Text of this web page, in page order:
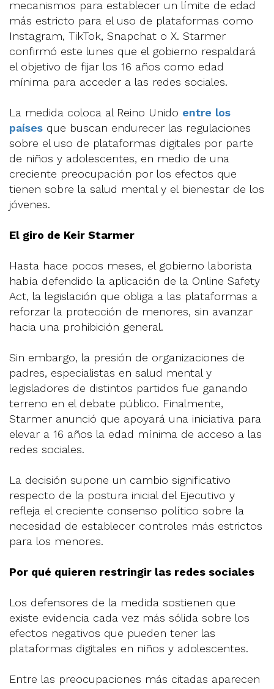
mecanismos para establecer un límite de edad
más estricto para el uso de plataformas como
Instagram, TikTok, Snapchat o X. Starmer
confirmó este lunes que el gobierno respaldará
el objetivo de fijar los 16 años como edad
mínima para acceder a las redes sociales.
La medida coloca al Reino Unido entre los
países que buscan endurecer las regulaciones
sobre el uso de plataformas digitales por parte
de niños y adolescentes, en medio de una
creciente preocupación por los efectos que
tienen sobre la salud mental y el bienestar de los
jóvenes.
El giro de Keir Starmer
Hasta hace pocos meses, el gobierno laborista
había defendido la aplicación de la Online Safety
Act, la legislación que obliga a las plataformas a
reforzar la protección de menores, sin avanzar
hacia una prohibición general.
Sin embargo, la presión de organizaciones de
padres, especialistas en salud mental y
legisladores de distintos partidos fue ganando
terreno en el debate público. Finalmente,
Starmer anunció que apoyará una iniciativa para
elevar a 16 años la edad mínima de acceso a las
redes sociales.
La decisión supone un cambio significativo
respecto de la postura inicial del Ejecutivo y
refleja el creciente consenso político sobre la
necesidad de establecer controles más estrictos
para los menores.
Por qué quieren restringir las redes sociales
Los defensores de la medida sostienen que
existe evidencia cada vez más sólida sobre los
efectos negativos que pueden tener las
plataformas digitales en niños y adolescentes.
Entre las preocupaciones más citadas aparecen